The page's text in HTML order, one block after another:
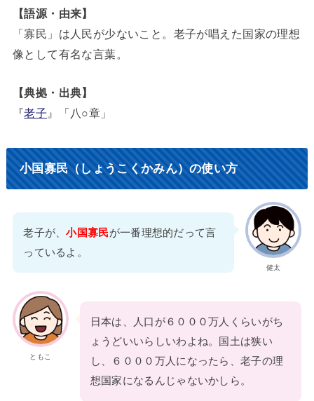
【語源・由来】
「寡民」は人民が少ないこと。老子が唱えた国家の理想
像として有名な言葉。
【典拠・出典】
『老子 』「八○章」
小国寡民（しょうこくかみん）の使い方
健太
老子が、小国寡民が一番理想的だって言
っているよ。
ともこ
日本は、人口が６０００万人くらいがち
ょうどいいらしいわよね。国土は狭い
し、６０００万人になったら、老子の理
想国家になるんじゃないかしら。